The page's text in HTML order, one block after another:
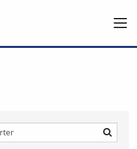
Søk